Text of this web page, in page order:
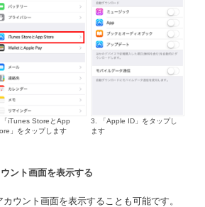
iTunes StoreとApp
」をタップします
3. 「Apple ID」をタップし
ます
ント画面を表示する
ウント画面を表示することも可能です。